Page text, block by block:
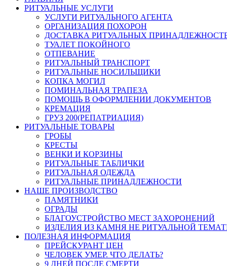
РИТУАЛЬНЫЕ УСЛУГИ
УСЛУГИ РИТУАЛЬНОГО АГЕНТА
ОРГАНИЗАЦИЯ ПОХОРОН
ДОСТАВКА РИТУАЛЬНЫХ
ТУАЛЕТ ПОКОЙНОГО
ОТПЕВАНИЕ
РИТУАЛЬНЫЙ ТРАНСПОРТ
РИТУАЛЬНЫЕ НОСИЛЬЩИКИ
КОПКА МОГИЛ
ПОМИНАЛЬНАЯ ТРАПЕЗА
ПОМОЩЬ В ОФОРМЛЕНИИ ДОКУМЕНТОВ
КРЕМАЦИЯ
ГРУЗ 200(РЕПАТРИАЦИЯ)
РИТУАЛЬНЫЕ ТОВАРЫ
ГРОБЫ
КРЕСТЫ
ВЕНКИ И КОРЗИНЫ
РИТУАЛЬНЫЕ ТАБЛИЧКИ
РИТУАЛЬНАЯ ОДЕЖДА
РИТУАЛЬНЫЕ ПРИНАДЛЕЖНОСТИ
НАШЕ ПРОИЗВОДСТВО
ПАМЯТНИКИ
ОГРАДЫ
БЛАГОУСТРОЙСТВО МЕСТ ЗАХОРОНЕНИЙ
ИЗДЕЛИЯ ИЗ КАМНЯ НЕ РИТУАЛЬНОЙ
ПОЛЕЗНАЯ ИНФОРМАЦИЯ
ПРЕЙСКУРАНТ ЦЕН
ЧЕЛОВЕК УМЕР. ЧТО ДЕЛАТЬ?
9 ДНЕЙ ПОСЛЕ СМЕРТИ